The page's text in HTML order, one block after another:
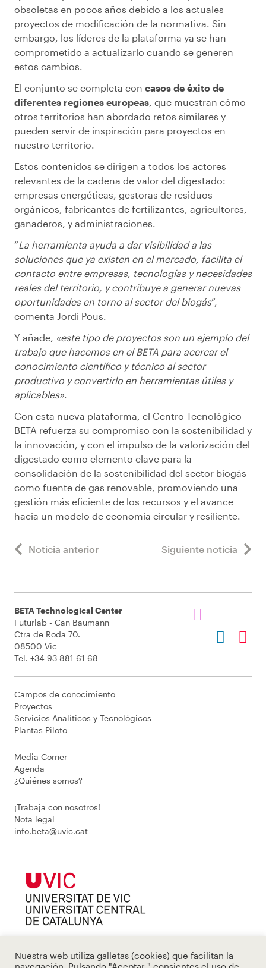
obsoletas en pocos años debido a los actuales
proyectos de modificación de la normativa. Sin
embargo, los líderes de la plataforma ya se han
comprometido a actualizarlo cuando se generen
estos cambios.
El conjunto se completa con casos de éxito de
diferentes regiones europeas, que muestran cómo
otros territorios han abordado retos similares y
pueden servir de inspiración para proyectos en
nuestro territorio.
Estos contenidos se dirigen a todos los actores
relevantes de la cadena de valor del digestado:
empresas energéticas, gestoras de residuos
orgánicos, fabricantes de fertilizantes, agricultores,
ganaderos, y administraciones.
“La herramienta ayuda a dar visibilidad a las
soluciones que ya existen en el mercado, facilita el
contacto entre empresas, tecnologías y necesidades
reales del territorio, y contribuye a generar nuevas
oportunidades en torno al sector del biogás”,
comenta Jordi Pous.
Y añade, «este tipo de proyectos son un ejemplo del
trabajo que hacemos en el BETA para acercar el
conocimiento científico y técnico al sector
productivo y convertirlo en herramientas útiles y
aplicables».
Con esta nueva plataforma, el Centro Tecnológico
BETA refuerza su compromiso con la sostenibilidad y
la innovación, y con el impulso de la valorización del
digestado como elemento clave para la
consolidación de la sostenibilidad del sector biogás
como fuente de gas renovable, promoviendo una
gestión más eficiente de los recursos y el avance
hacia un modelo de economía circular y resiliente.
Noticia anterior Siguiente noticia
BETA Technological Center
Futurlab - Can Baumann
Ctra de Roda 70.
08500 Vic
Tel. +34 93 881 61 68
Campos de conocimiento
Proyectos
Servicios Analíticos y Tecnológicos
Plantas Piloto
Media Corner
Agenda
¿Quiénes somos?
¡Trabaja con nosotros!
Nota legal
info.beta@uvic.cat
Nuestra web utiliza galletas (cookies) que facilitan la